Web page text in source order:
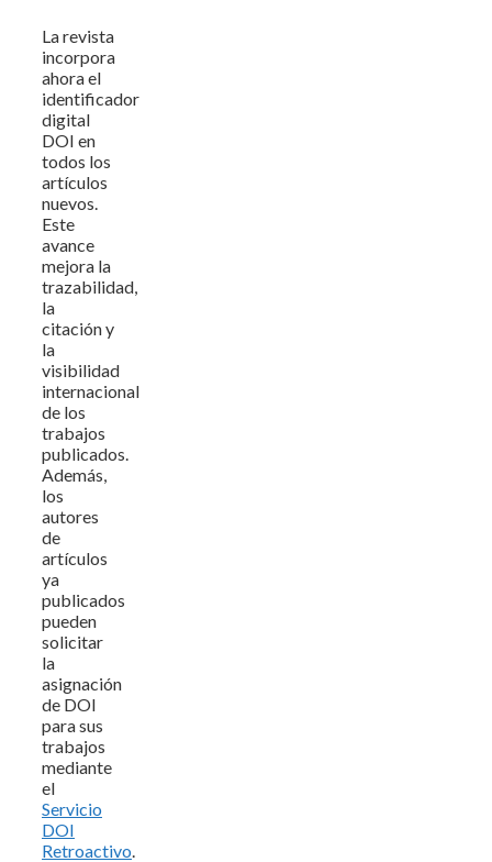
La revista
incorpora
ahora el
identificador
digital
DOI en
todos los
artículos
nuevos.
Este
avance
mejora la
trazabilidad,
la
citación y
la
visibilidad
internacional
de los
trabajos
publicados.
Además,
los
autores
de
artículos
ya
publicados
pueden
solicitar
la
asignación
de DOI
para sus
trabajos
mediante
el
Servicio
DOI
Retroactivo